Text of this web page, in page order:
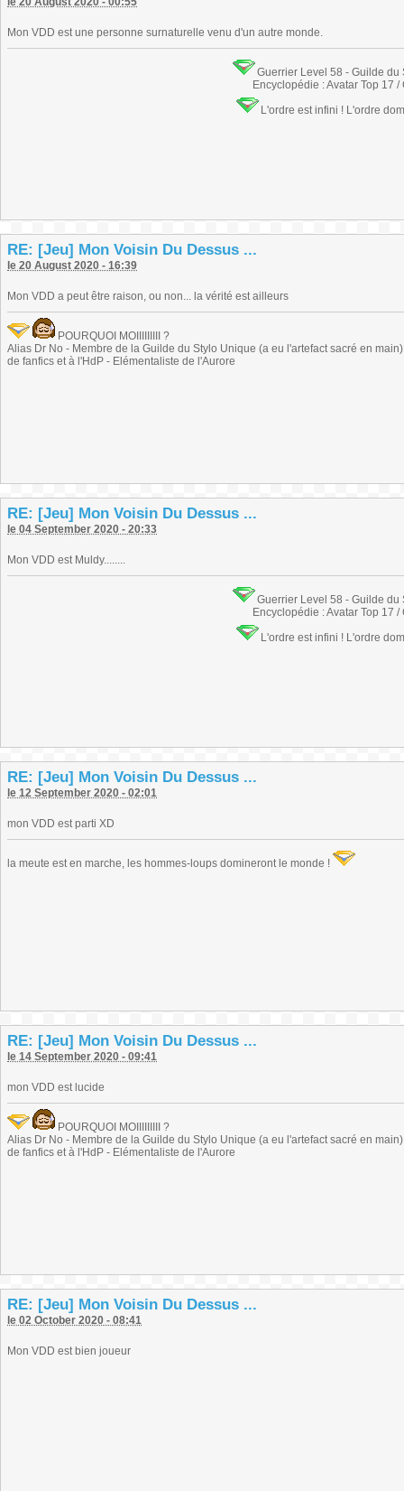
Mon VDD est une personne surnaturelle venu d'un autre monde.
Guerrier Level 58 - Guilde
Encyclopédie : Avatar Top 17 /
L'ordre est infini ! L'ordre
RE: [Jeu] Mon Voisin Du Dessus ...
le 20 August 2020 - 16:39
Mon VDD a peut être raison, ou non... la vérité est ailleurs
POURQUOI MOIIIIIIIII ?
Alias Dr No - Membre de la Guilde du Stylo Unique (a eu l'artefact sacré en
de fanfics et à l'HdP - Elémentaliste de l'Aurore
RE: [Jeu] Mon Voisin Du Dessus ...
le 04 September 2020 - 20:33
Mon VDD est Muldy........
Guerrier Level 58 - Guilde
Encyclopédie : Avatar Top 17 /
L'ordre est infini ! L'ordre
RE: [Jeu] Mon Voisin Du Dessus ...
le 12 September 2020 - 02:01
mon VDD est parti XD
la meute est en marche, les hommes-loups domineront le monde !
RE: [Jeu] Mon Voisin Du Dessus ...
le 14 September 2020 - 09:41
mon VDD est lucide
POURQUOI MOIIIIIIIII ?
Alias Dr No - Membre de la Guilde du Stylo Unique (a eu l'artefact sacré en
de fanfics et à l'HdP - Elémentaliste de l'Aurore
RE: [Jeu] Mon Voisin Du Dessus ...
le 02 October 2020 - 08:41
Mon VDD est bien joueur